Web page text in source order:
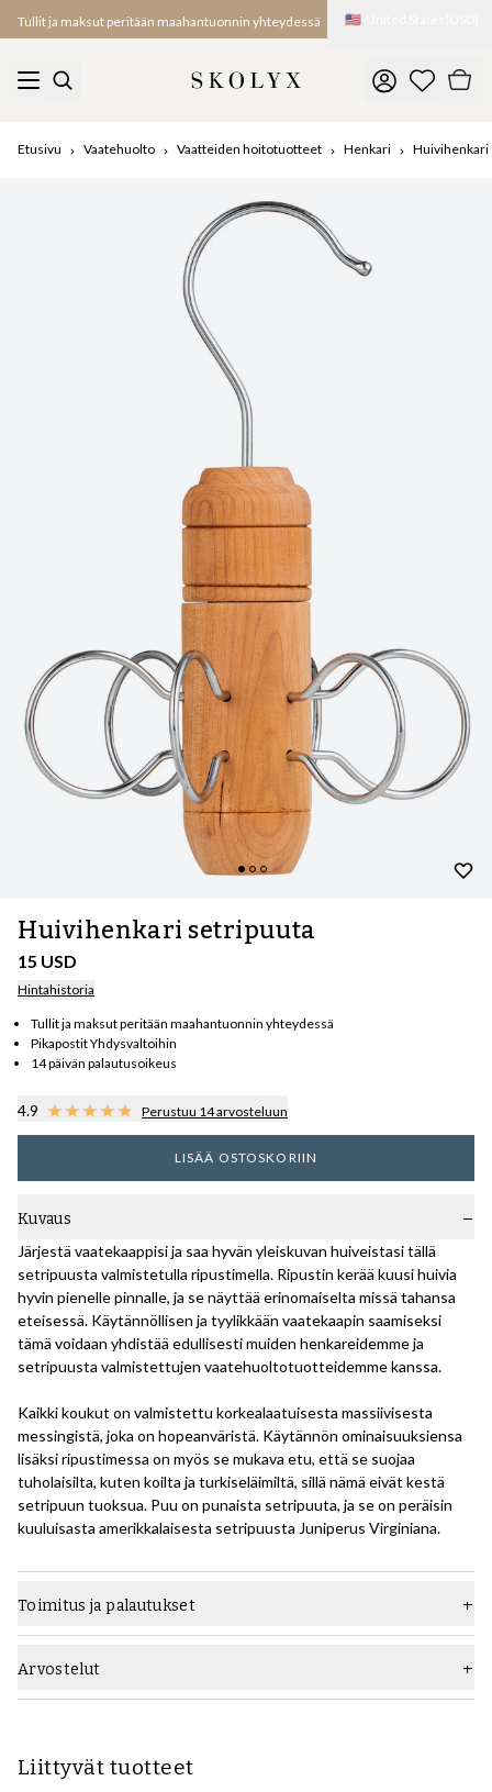
Tullit ja maksut peritään maahantuonnin yhteydessä 🇺🇸
Etusivu Vaatehuolto Vaatteiden hoitotuotteet Henkari Huivihenkari
Huivihenkari setripuuta
15 USD
Hintahistoria
Tullit ja maksut peritään maahantuonnin yhteydessä
Pikapostit Yhdysvaltoihin
14 päivän palautusoikeus
4.9 Perustuu 14 arvosteluun
LISÄÄ OSTOSKORIIN
Kuvaus
Järjestä vaatekaappisi ja saa hyvän yleiskuvan huiveistasi tällä
setripuusta valmistetulla ripustimella. Ripustin kerää kuusi huivia
hyvin pienelle pinnalle, ja se näyttää erinomaiselta missä tahansa
eteisessä. Käytännöllisen ja tyylikkään vaatekaapin saamiseksi
tämä voidaan yhdistää edullisesti muiden henkareidemme ja
setripuusta valmistettujen vaatehuoltotuotteidemme kanssa.
Kaikki koukut on valmistettu korkealaatuisesta massiivisesta
messingistä, joka on hopeanväristä. Käytännön ominaisuuksiensa
lisäksi ripustimessa on myös se mukava etu, että se suojaa
tuholaisilta, kuten koilta ja turkiseläimiltä, sillä nämä eivät kestä
setripuun tuoksua. Puu on punaista setripuuta, ja se on peräisin
kuuluisasta amerikkalaisesta setripuusta Juniperus Virginiana.
Toimitus ja palautukset
Arvostelut
Liittyvät tuotteet